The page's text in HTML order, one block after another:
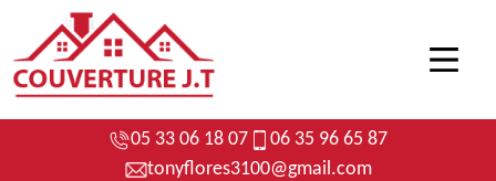
05 33 06 18 07
06 35 96 65 87
tonyflores3100@gmail.com